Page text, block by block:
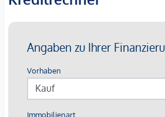
Ausführung und Ausstattung sind
Die Wohnungen sind teilweise bis
vermietet.
KFZ- Garagenstellplatz